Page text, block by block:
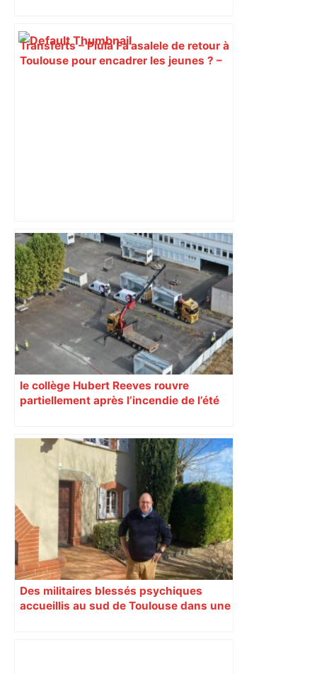
Transferts – Piula Fa’asalele de retour à
Toulouse pour encadrer les jeunes ? –
DIRECT. Colère des agriculteurs :
mobilisation agricole à Toulouse ce
samedi, 113 vaches abattues en Ariège
– ladepeche.fr
le collège Hubert Reeves rouvre
partiellement après l’incendie de l’été
Des militaires blessés psychiques
accueillis au sud de Toulouse dans une